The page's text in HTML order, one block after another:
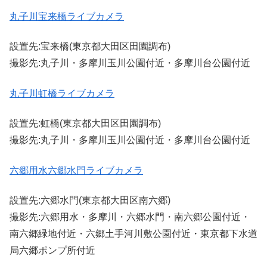
丸子川宝来橋ライブカメラ
設置先:宝来橋(東京都大田区田園調布)
撮影先:丸子川・多摩川玉川公園付近・多摩川台公園付近
丸子川虹橋ライブカメラ
設置先:虹橋(東京都大田区田園調布)
撮影先:丸子川・多摩川玉川公園付近・多摩川台公園付近
六郷用水六郷水門ライブカメラ
設置先:六郷水門(東京都大田区南六郷)
撮影先:六郷用水・多摩川・六郷水門・南六郷公園付近・
南六郷緑地付近・六郷土手河川敷公園付近・東京都下水道
局六郷ポンプ所付近